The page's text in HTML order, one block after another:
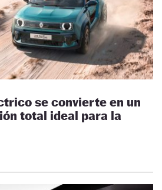
se convierte en un
total ideal para la